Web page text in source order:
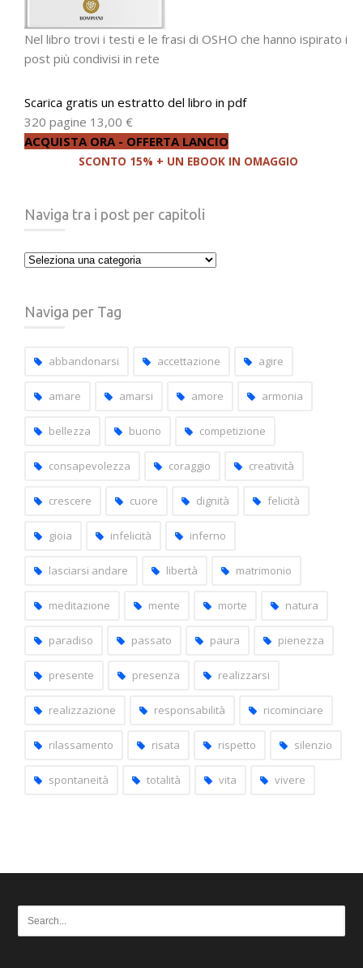
Nel libro trovi i testi e le frasi di OSHO che hanno ispirato i
post più condivisi in rete
Scarica gratis un estratto del libro in pdf
320 pagine 13,00 €
ACQUISTA ORA - OFFERTA LANCIO
SCONTO 15% + UN EBOOK IN OMAGGIO
Naviga tra i post per capitoli
Naviga
post
capitoli
Naviga per Tag
abbandonarsi accettazione agire
amare amarsi amore armonia
bellezza buono competizione
consapevolezza coraggio creatività
crescere cuore dignità felicità
gioia infelicità inferno
lasciarsi andare libertà matrimonio
meditazione mente morte natura
paradiso passato paura pienezza
presente presenza realizzarsi
realizzazione responsabilità ricominciare
rilassamento risata rispetto silenzio
spontaneità totalità vita vivere